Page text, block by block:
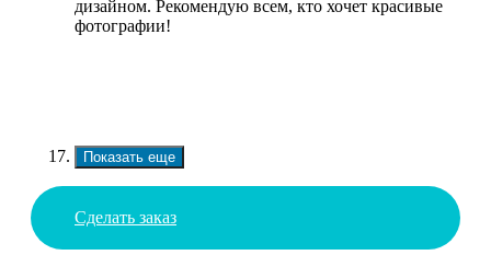
дизайном. Рекомендую всем, кто хочет красивые
фотографии!
Показать еще
Сделать заказ